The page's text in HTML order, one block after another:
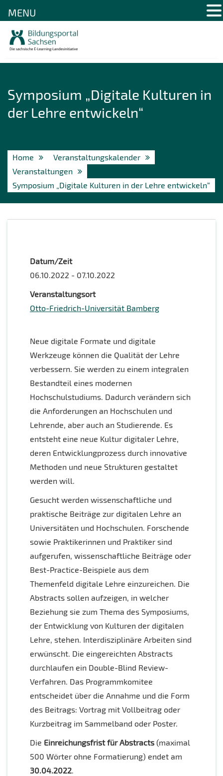
Symposium „Digitale Kulturen in
der Lehre entwickeln“
Home
Veranstaltungskalender
Veranstaltungen
Symposium „Digitale Kulturen in der Lehre entwickeln“
Datum/Zeit
06.10.2022 - 07.10.2022
Veranstaltungsort
Otto-Friedrich-Universität Bamberg
Neue digitale Formate und digitale
Werkzeuge können die Qualität der Lehre
verbessern. Sie werden zu einem integralen
Bestandteil eines modernen
Hochschulstudiums. Dadurch verändern sich
die Anforderungen an Hochschulen und
Lehrende, aber auch an Studierende. Es
entsteht eine neue Kultur digitaler Lehre,
deren Entwicklungprozess durch innovative
Methoden und neue Strukturen gestaltet
werden will.
Gesucht werden wissenschaftliche und
praktische Beiträge zur digitalen Lehre an
Universitäten und Hochschulen. Forschende
sowie Praktikerinnen und Praktiker sind
aufgerufen, wissenschaftliche Beiträge oder
Best-Practice-Beispiele aus dem
Themenfeld digitale Lehre einzureichen. Die
Abstracts sollen aufzeigen, in welcher
Beziehung sie zum Thema des Symposiums,
der Entwicklung von Kulturen der digitalen
Lehre, stehen. Interdisziplinäre Arbeiten sind
erwünscht. Die eingereichten Abstracts
durchlaufen ein Double-Blind Review-
Verfahren. Das Programmkomitee
entscheidet über die Annahme und die Form
des Beitrags: Vortrag mit Vollbeitrag oder
Kurzbeitrag im Sammelband oder Poster.
Die Einreichungsfrist für Abstracts (maximal
500 Wörter ohne Formatierung) endet am
30.04.2022.
MENU